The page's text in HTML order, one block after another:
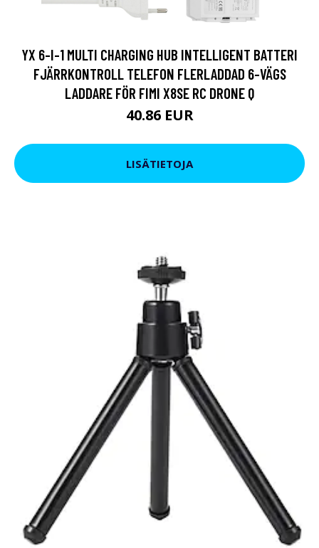
YX 6-I-1 MULTI CHARGING HUB INTELLIGENT BATTERI
FJÄRRKONTROLL TELEFON FLERLADDAD 6-VÄGS
LADDARE FÖR FIMI X8SE RC DRONE Q
40.86 EUR
LISÄTIETOJA